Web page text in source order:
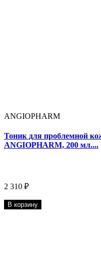
ANGIOPHARM
Тоник для проблемной
ANGIOPHARM, 200 мл....
2 310 ₽
В корзину